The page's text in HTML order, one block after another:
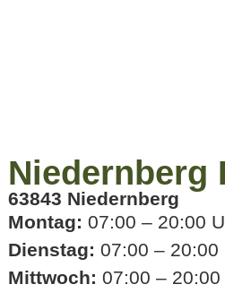
Niedernberg
63843 Niedernberg
Montag: 07:00 – 20:00
Dienstag: 07:00 – 20:00
Mittwoch: 07:00 – 20:00